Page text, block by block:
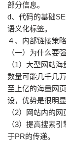
部分信息。
d、代码的基础
语义化标签。
４、内部链接策略
（一）为什么要
（1）大型网站
数量可能几千几
至上亿的海量网
设，优势是很明显
（2）网站内的
（3）提高搜索
于PR的传递。